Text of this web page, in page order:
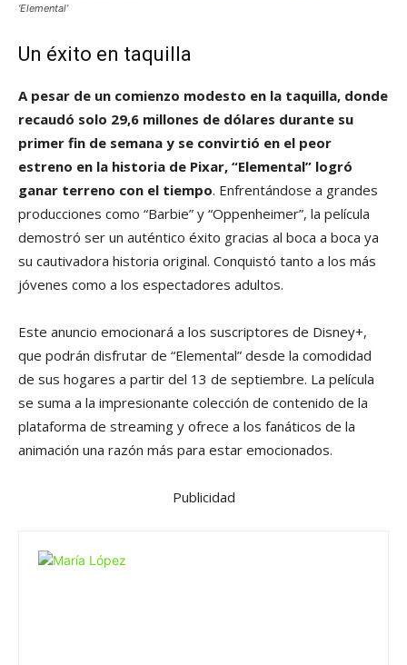
‘Elemental’
Un éxito en taquilla
A pesar de un comienzo modesto en la taquilla, donde
recaudó solo 29,6 millones de dólares durante su
primer fin de semana y se convirtió en el peor
estreno en la historia de Pixar, “Elemental” logró
ganar terreno con el tiempo. Enfrentándose a grandes
producciones como “Barbie” y “Oppenheimer”, la película
demostró ser un auténtico éxito gracias al boca a boca ya
su cautivadora historia original. Conquistó tanto a los más
jóvenes como a los espectadores adultos.
Este anuncio emocionará a los suscriptores de Disney+,
que podrán disfrutar de “Elemental” desde la comodidad
de sus hogares a partir del 13 de septiembre. La película
se suma a la impresionante colección de contenido de la
plataforma de streaming y ofrece a los fanáticos de la
animación una razón más para estar emocionados.
Publicidad